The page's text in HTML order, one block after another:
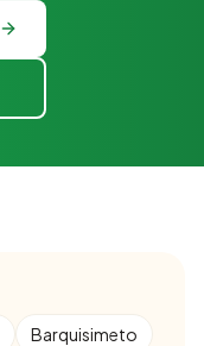
Barquisimeto